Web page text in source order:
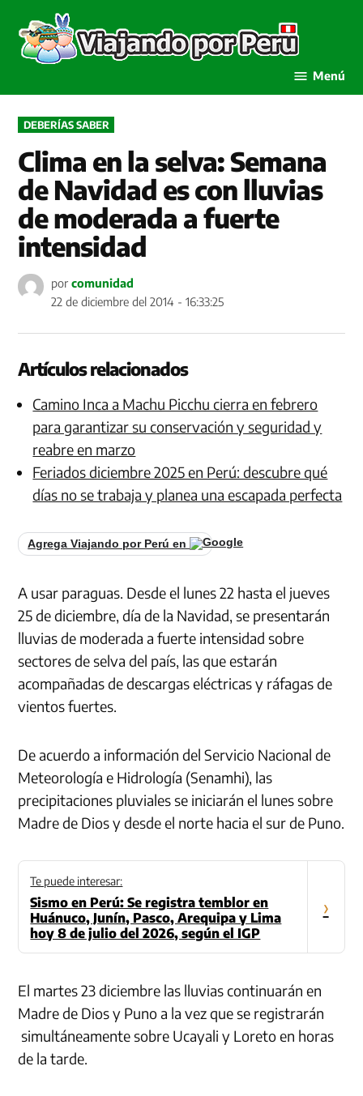
contenido
por
Menú
PUBLICADO
EN
DEBERÍAS SABER
Clima en la selva: Semana
de Navidad es con lluvias
de moderada a fuerte
intensidad
por comunidad
22 de diciembre del 2014 - 16:33:25
Artículos relacionados
Camino Inca a Machu Picchu cierra en febrero
para garantizar su conservación y seguridad y
reabre en marzo
Feriados diciembre 2025 en Perú: descubre qué
días no se trabaja y planea una escapada perfecta
Agrega Viajando por Perú en
A usar paraguas. Desde el lunes 22 hasta el jueves
25 de diciembre, día de la Navidad, se presentarán
lluvias de moderada a fuerte intensidad sobre
sectores de selva del país, las que estarán
acompañadas de descargas eléctricas y ráfagas de
vientos fuertes.
De acuerdo a información del Servicio Nacional de
Meteorología e Hidrología (Senamhi), las
precipitaciones pluviales se iniciarán el lunes sobre
Madre de Dios y desde el norte hacia el sur de Puno.
Te puede interesar:
Sismo en Perú: Se registra temblor en
Huánuco, Junín, Pasco, Arequipa y Lima
hoy 8 de julio del 2026, según el IGP
›
El martes 23 diciembre las lluvias continuarán en
Madre de Dios y Puno a la vez que se registrarán
simultáneamente sobre Ucayali y Loreto en horas
de la tarde.